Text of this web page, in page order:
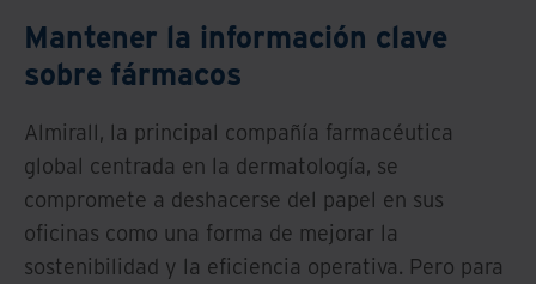
Mantener la información clave
sobre fármacos
Almirall, la principal compañía farmacéutica
global centrada en la dermatología, se
compromete a deshacerse del papel en sus
oficinas como una forma de mejorar la
sostenibilidad y la eficiencia operativa. Pero para